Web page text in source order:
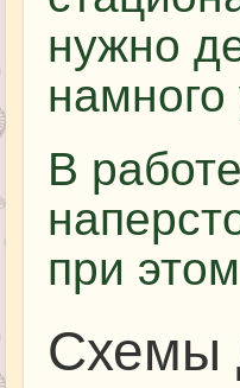
нужно
В
при
Схемы